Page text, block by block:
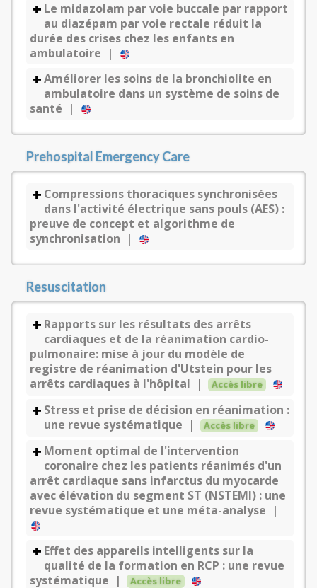
Le midazolam par voie buccale par rapport
au diazépam par voie rectale réduit la
durée des crises chez les enfants en
ambulatoire |
Améliorer les soins de la bronchiolite en
ambulatoire dans un système de soins de
santé |
Prehospital Emergency Care
Compressions thoraciques synchronisées
dans l'activité électrique sans pouls (AES) :
preuve de concept et algorithme de
synchronisation |
Resuscitation
Rapports sur les résultats des arrêts
cardiaques et de la réanimation cardio-
pulmonaire: mise à jour du modèle de
registre de réanimation d'Utstein pour les
arrêts cardiaques à l'hôpital |
Accès libre
Stress et prise de décision en réanimation :
une revue systématique |
Accès libre
Moment optimal de l'intervention
coronaire chez les patients réanimés d'un
arrêt cardiaque sans infarctus du myocarde
avec élévation du segment ST (NSTEMI) : une
revue systématique et une méta-analyse |
Effet des appareils intelligents sur la
qualité de la formation en RCP : une revue
systématique |
Accès libre